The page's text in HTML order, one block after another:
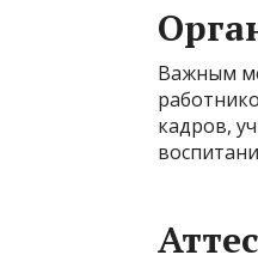
Важным
кадров,